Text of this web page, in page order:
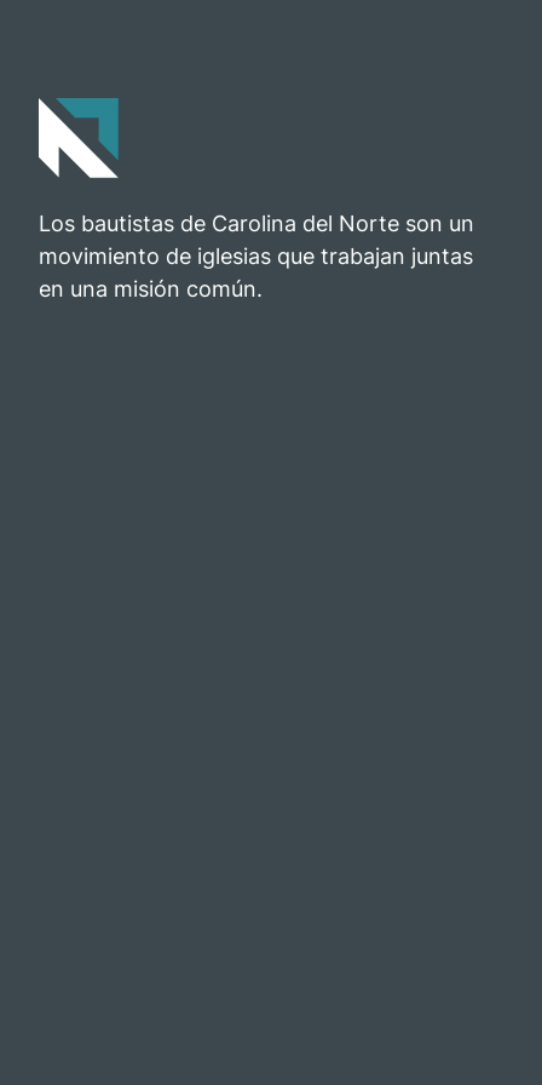
Los bautistas de Carolina del Norte son un
movimiento de iglesias que trabajan juntas
en una misión común.